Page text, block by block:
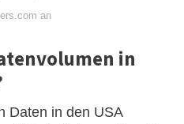
an
in
Daten in den USA